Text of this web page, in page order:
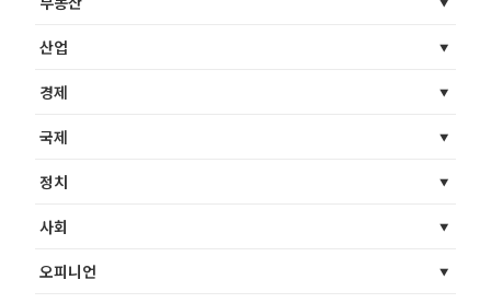
산업
경제
국제
정치
사회
오피니언